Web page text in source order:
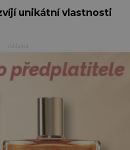
unikátní vlastnosti